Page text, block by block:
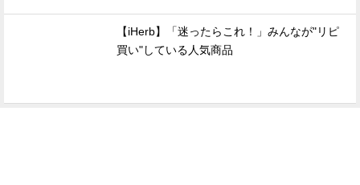
【iHerb】「迷ったらこれ！」みんなが"リピ
買い"している人気商品